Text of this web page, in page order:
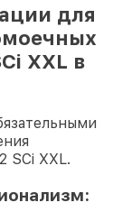
для
XXL в
SCi XXL.